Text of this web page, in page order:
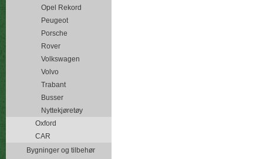
Opel Rekord
Peugeot
Porsche
Rover
Volkswagen
Volvo
Trabant
Busser
Nyttekjøretøy
Oxford
CAR
Bygninger og tilbehør